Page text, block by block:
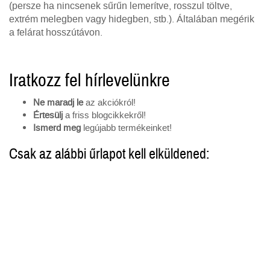
(persze ha nincsenek sűrűn lemerítve, rosszul töltve,
extrém melegben vagy hidegben, stb.). Általában megérik
a felárat hosszútávon.
Iratkozz fel hírlevelünkre
Ne maradj leaz akciókról!
Értesülj a friss blogcikkekről!
Ismerd meg legújabb termékeinket!
Csak az alábbi űrlapot kell elküldened: